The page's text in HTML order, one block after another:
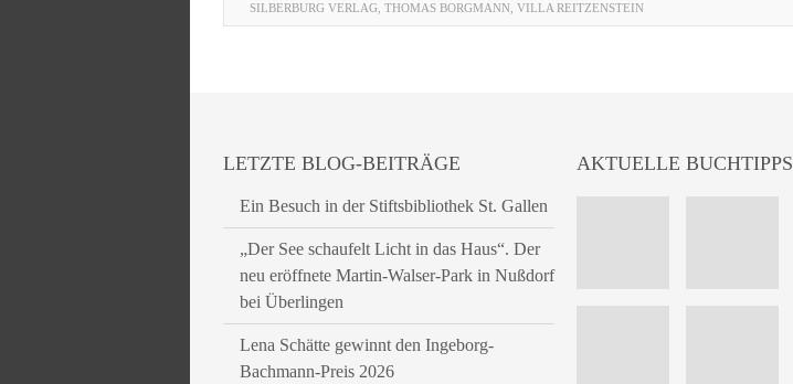
SILBERBURG VERLAG THOMAS BORGMANN VILLA REITZENSTEIN
LETZTE BLOG-BEITRÄGE
Ein Besuch in der Stiftsbibliothek St. Gallen
„Der See schaufelt Licht in das Haus“. Der
neu eröffnete Martin-Walser-Park in Nußdorf
bei Überlingen
Lena Schätte gewinnt den Ingeborg-
Bachmann-Preis 2026
AKTUELLE BUCHTIPPS